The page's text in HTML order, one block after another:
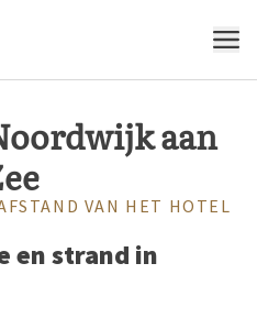
MENU
aan
VAN HET HOTEL
en strand in